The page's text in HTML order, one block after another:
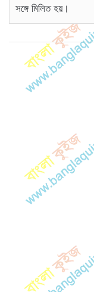
সঙ্গে মিলিত হয়।